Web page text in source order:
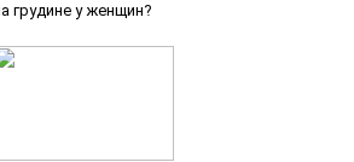
грудине у женщин?